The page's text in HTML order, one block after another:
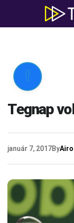

Tegnap
január 7, 2017By